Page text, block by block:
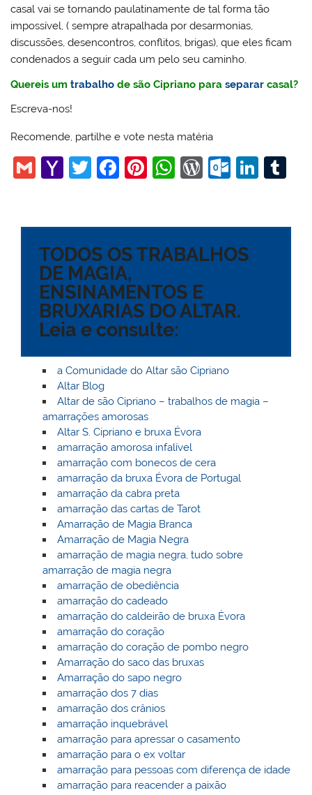
casal vai se tornando paulatinamente de tal forma tão
impossível, ( sempre atrapalhada por desarmonias,
discussões, desencontros, conflitos, brigas), que eles ficam
condenados a seguir cada um pelo seu caminho.
Quereis umtrabalho de são Cipriano paraseparar casal?
Escreva-nos!
Recomende, partilhe e vote nesta matéria
G
l
Y
o
o
M
ai
l
T
er
F
e
b
o
o
k
Pi
e
st
W
s
A
p
p
W
Pr
e
O
o
k.
o
m
Li
e bl
TODOS OS TRABALHOS
DE MAGIA,
ENSINAMENTOS E
BRUXARIAS DO ALTAR.
Leia e consulte:
a Comunidade do Altar são Cipriano
Altar Blog
Altar de são Cipriano – trabalhos de magia –
amarrações amorosas
Altar S. Cipriano e bruxa Évora
amarração amorosa infalível
amarração com bonecos de cera
amarração da bruxa Évora de Portugal
amarração da cabra preta
amarração das cartas de Tarot
Amarração de Magia Branca
Amarração de Magia Negra
amarração de magia negra, tudo sobre
amarração de magia negra
amarração de obediência
amarração do cadeado
amarração do caldeirão de bruxa Èvora
amarração do coração
amarração do coração de pombo negro
Amarração do saco das bruxas
Amarração do sapo negro
amarração dos 7 dias
amarração dos crânios
amarração inquebrável
amarração para apressar o casamento
amarração para o ex voltar
amarração para pessoas com diferença de idade
amarração para reacender a paixão